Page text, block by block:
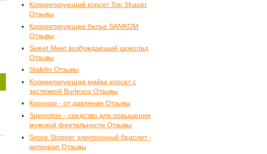
Корректирующий корсет Top Shaper
Отзывы
Корректирующее белье SANKOM
Отзывы
Sweet Meet возбуждающий шоколад
Отзывы
Stabilin Отзывы
Корректирующая майка корсет с
застежкой Burlesco Отзывы
Коронар - от давления Отзывы
Spermiton - средство для повышения
мужской фертильности Отзывы
Snore Stopper электронный браслет -
антихрап Отзывы